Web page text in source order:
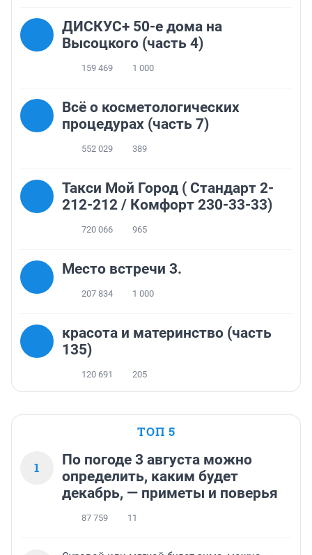
ДИСКУС+ 50-е дома на
Высоцкого (часть 4)
159 469 1 000
Всё о косметологических
процедурах (часть 7)
552 029 389
Такси Мой Город ( Стандарт 2-
212-212 / Комфорт 230-33-33)
720 066 965
Место встречи 3.
207 834 1 000
красота и материнство (часть
135)
120 691 205
ТОП 5
1
По погоде 3 августа можно
определить, каким будет
декабрь, — приметы и поверья
87 759 11